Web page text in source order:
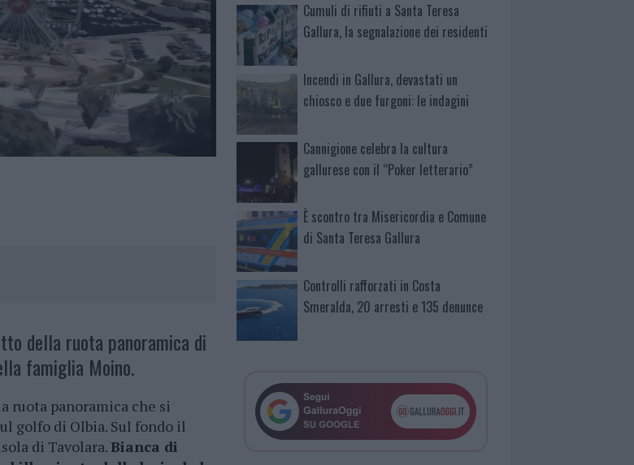
della ruota panoramica di
famiglia Moino.
ruota panoramica che si
golfo di Olbia. Sul fondo il
di Tavolara.Bianca di
Cumuli di rifiuti a Santa Teresa
Gallura, la segnalazione dei residenti
Incendi in Gallura, devastati un
chiosco e due furgoni: le indagini
Cannigione celebra la cultura
gallurese con il “Poker letterario”
È scontro tra Misericordia e Comune
di Santa Teresa Gallura
Controlli rafforzati in Costa
Smeralda, 20 arresti e 135 denunce